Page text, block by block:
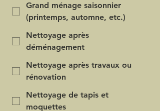
Grand ménage saisonnier
(printemps, automne, etc.)
Nettoyage après
déménagement
Nettoyage après travaux ou
rénovation
Nettoyage de tapis et
moquettes